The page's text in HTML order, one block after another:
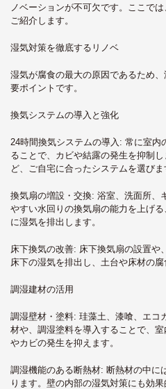
ノベーションが不可欠です。ここで
ご紹介します。
湿気対策を徹底するリノベ
湿気が腐食の最大の原因であるため
要ポイントです。
換気システムの導入と強化
24時間換気システムの導入 : 常に室内
ることで、カビや結露の発生を抑制
ど、ご自宅に合ったシステムを選びま
換気扇の増設・交換: 浴室、洗面所、
やすい水回りの換気扇の能力を上げ
に湿気を排出します。
床下換気の改善: 床下換気扇の設置や
床下の湿気を排出し、土台や床材の腐
調湿建材の活用
調湿壁材・塗料: 珪藻土、漆喰、エコ
材や、調湿塗料を導入することで、
やカビの発生を抑えます。
調湿機能のある断熱材: 断熱材の中に
ります。壁の内部の湿気対策にも効果